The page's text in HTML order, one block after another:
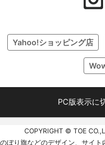
Yahoo!ショッピング店
PC版表示に
COPYRIGHT © TOE
のぼり旗などのデザイン、サイ